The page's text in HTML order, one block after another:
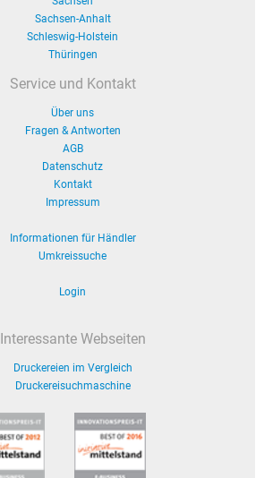
Sachsen-Anhalt
Schleswig-Holstein
Thüringen
Service und Kontakt
Über uns
Fragen & Antworten
AGB
Datenschutz
Kontakt
Impressum
Informationen für Händler
Umkreissuche
Login
Interessante Webseiten
Druckereien im Vergleich
Druckereisuchmaschine